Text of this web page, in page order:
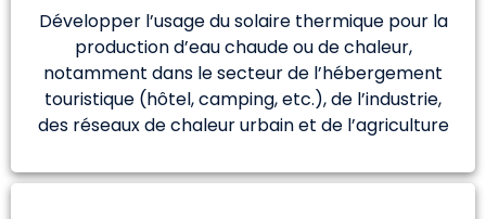
Développer l’usage du solaire thermique pour la
production d’eau chaude ou de chaleur,
notamment dans le secteur de l’hébergement
touristique (hôtel, camping, etc.), de l’industrie,
des réseaux de chaleur urbain et de l’agriculture